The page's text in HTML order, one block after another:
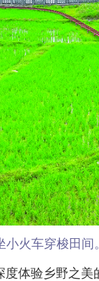
小火车穿梭田
验乡野之美